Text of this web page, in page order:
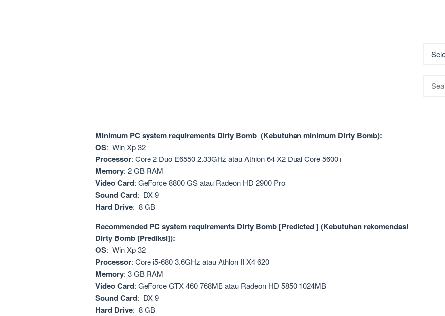
Minimum PC system requirements Dirty Bomb (Kebutuhan minimum Dirty Bomb):
OS: Win Xp 32
Processor: Core 2 Duo E6550 2.33GHz atau Athlon 64 X2 Dual Core 5600+
Memory: 2 GB RAM
Video Card: GeForce 8800 GS atau Radeon HD 2900 Pro
Sound Card: DX 9
Hard Drive: 8 GB
Recommended PC system requirements Dirty Bomb [Predicted ] (Kebutuhan rekomendasi
Dirty Bomb [Prediksi]):
OS: Win Xp 32
Processor: Core i5-680 3.6GHz atau Athlon II X4 620
Memory: 3 GB RAM
Video Card: GeForce GTX 460 768MB atau Radeon HD 5850 1024MB
Sound Card: DX 9
Hard Drive: 8 GB
for: